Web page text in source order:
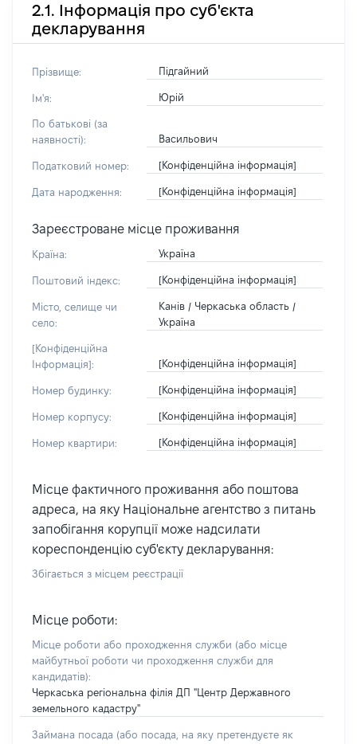
2.1. Інформація про суб'єкта
декларування
Прізвище: Підгайний
Ім'я: Юрій
По батькові (за
наявності):
Васильович
Податковий номер: [Конфіденційна інформація]
Дата народження: [Конфіденційна інформація]
Зареєстроване місце проживання
Країна: Україна
Поштовий індекс: [Конфіденційна інформація]
Місто, селище чи
село:
Канів / Черкаська область /
Україна
[Конфіденційна
Інформація]:
[Конфіденційна інформація]
Номер будинку: [Конфіденційна інформація]
Номер корпусу: [Конфіденційна інформація]
Номер квартири: [Конфіденційна інформація]
Місце фактичного проживання або поштова
адреса, на яку Національне агентство з питань
запобігання корупції може надсилати
кореспонденцію суб'єкту декларування:
Збігається з місцем реєстрації
Місце роботи:
Місце роботи або проходження служби (або місце
майбутньої роботи чи проходження служби для
кандидатів):
Черкаська регіональна філія ДП "Центр Державного
земельного кадастру"
Займана посада (або посада, на яку претендуєте як